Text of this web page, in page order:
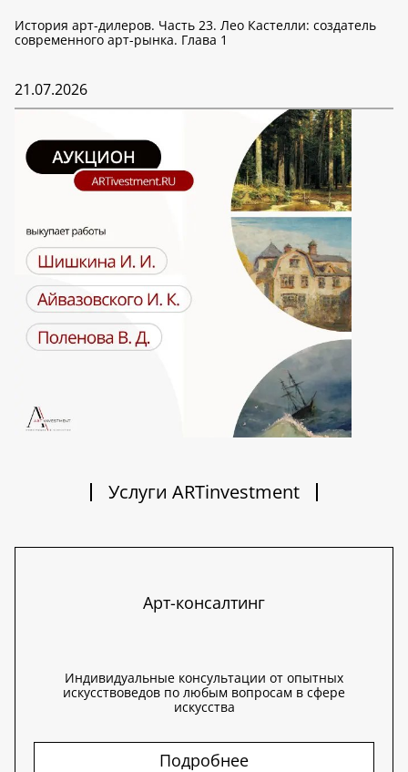
История арт-дилеров. Часть 23. Лео Кастелли: создатель
современного арт-рынка. Глава 1
21.07.2026
Услуги ARTinvestment
Арт-консалтинг
Индивидуальные консультации от опытных
искусствоведов по любым вопросам в сфере
искусства
Подробнее